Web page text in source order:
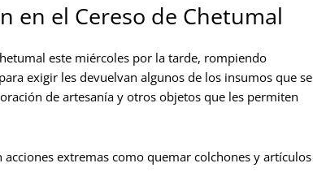
en el Cereso de Chetumal
este miércoles por la tarde, rompiendo
exigir les devuelvan algunos de los insumos que se
de artesanía y otros objetos que les permiten
extremas como quemar colchones y artículos